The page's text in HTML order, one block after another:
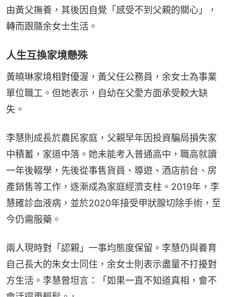
由黃父撫養，其後因自覺「感受不到父親的關心」，
轉而跟隨余女士生活。
人生互換家境懸殊
黃曉琳家境相對優渥，黃父任公務員，余女士為事業
單位職工。但她表示，自幼在父愛方面承受較大缺
失。
李慧則成長於農民家庭，父親早年因投資騙局損失家
中積蓄，家道中落。她未能考入普通高中，職高就讀
一年後輟學，先後從事售貨員、導遊、酒店前台、房
產銷售等工作，逐漸成為家庭經濟支柱。2019年，李
慧確診血液病，並於2020年接受甲狀腺切除手術，至
今仍需服藥。
兩人現時對「認親」一事均態度保留。李慧仍與養育
自己長大的朱女士同住，余女士則表示盡量不打擾對
方生活。李慧曾坦言：「如果一直不知道真相，會不